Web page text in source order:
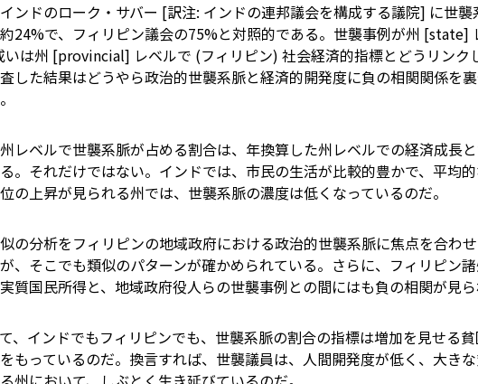
ンドのローク・サバー [訳注: インドの連邦議会を構成する議院] に世襲
24%で、フィリピン議会の75%と対照的である。世襲事例が州 [state]
いは州 [provincial] レベルで (フィリピン) 社会経済的指標とどうリンク
した結果はどうやら政治的世襲系脈と経済的開発度に負の相関関係を
レベルで世襲系脈が占める割合は、年換算した州レベルでの経済成長
。それだけではない。インドでは、市民の生活が比較的豊かで、平均
の上昇が見られる州では、世襲系脈の濃度は低くなっているのだ。
の分析をフィリピンの地域政府における政治的世襲系脈に焦点を合わ
、そこでも類似のパターンが確かめられている。さらに、フィリピン
質国民所得と、地域政府役人らの世襲事例との間にはも負の相関が見ら
、インドでもフィリピンでも、世襲系脈の割合の指標は増加を見せる
もっているのだ。換言すれば、世襲議員は、人間開発度が低く、大き